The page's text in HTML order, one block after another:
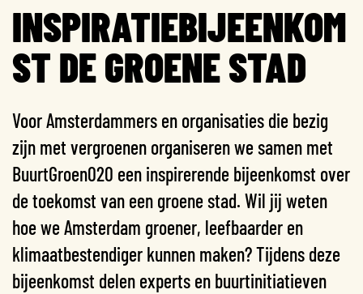
INSPIRATIEBIJEENKOM
ST DE GROENE STAD
Voor Amsterdammers en organisaties die bezig
zijn met vergroenen organiseren we samen met
BuurtGroen020 een inspirerende bijeenkomst over
de toekomst van een groene stad. Wil jij weten
hoe we Amsterdam groener, leefbaarder en
klimaatbestendiger kunnen maken? Tijdens deze
bijeenkomst delen experts en buurtinitiatieven